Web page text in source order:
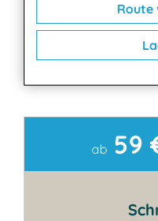
Route
Kontakt
ab 59